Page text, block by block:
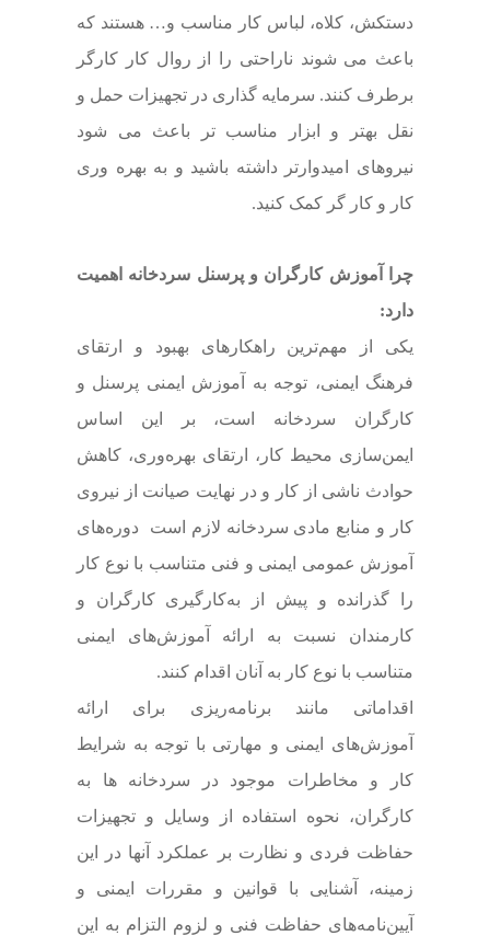
دستکش، کلاه، لباس کار مناسب و… هستند که
باعث می شوند ناراحتی را از روال کار کارگر
برطرف کنند. سرمایه گذاری در تجهیزات حمل و
نقل بهتر و ابزار مناسب تر باعث می شود
نیروهای امیدوارتر داشته باشید و به بهره وری
کار و کار گر کمک کنید.
چرا آموزش کارگران و پرسنل سردخانه اهمیت
دارد:
یکی از مهم‌ترین راهکارهای بهبود و ارتقای
فرهنگ ایمنی، توجه به آموزش ایمنی پرسنل و
کارگران سردخانه است، بر این اساس
ایمن‌سازی محیط کار، ارتقای بهره‌وری، کاهش
حوادث ناشی از کار و در نهایت صیانت از نیروی
کار و منابع مادی سردخانه لازم است دوره‌های
آموزش عمومی ایمنی و فنی متناسب با نوع کار
را گذرانده و پیش از به‌کارگیری کارگران و
کارمندان نسبت به ارائه آموزش‌های ایمنی
متناسب با نوع کار به آنان اقدام کنند.
اقداماتی مانند برنامه‌ریزی برای ارائه
آموزش‌های ایمنی و مهارتی با توجه به شرایط
کار و مخاطرات موجود در سردخانه ها به
کارگران، نحوه استفاده از وسایل و تجهیزات
حفاظت فردی و نظارت بر عملکرد آنها در این
زمینه، آشنایی با قوانین و مقررات ایمنی و
آیین‌نامه‌های حفاظت فنی و لزوم التزام به این